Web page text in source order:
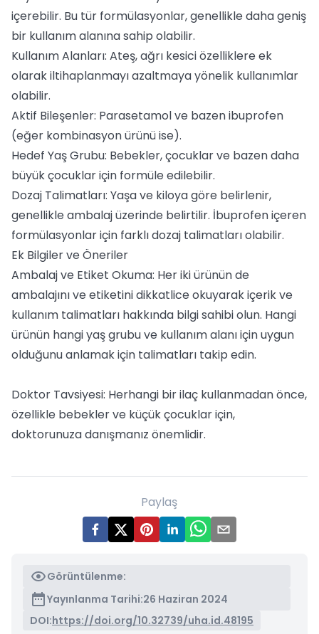
içerebilir. Bu tür formülasyonlar, genellikle daha geniş
bir kullanım alanına sahip olabilir.
Kullanım Alanları: Ateş, ağrı kesici özelliklere ek
olarak iltihaplanmayı azaltmaya yönelik kullanımlar
olabilir.
Aktif Bileşenler: Parasetamol ve bazen ibuprofen
(eğer kombinasyon ürünü ise).
Hedef Yaş Grubu: Bebekler, çocuklar ve bazen daha
büyük çocuklar için formüle edilebilir.
Dozaj Talimatları: Yaşa ve kiloya göre belirlenir,
genellikle ambalaj üzerinde belirtilir. İbuprofen içeren
formülasyonlar için farklı dozaj talimatları olabilir.
Ek Bilgiler ve Öneriler
Ambalaj ve Etiket Okuma: Her iki ürünün de
ambalajını ve etiketini dikkatlice okuyarak içerik ve
kullanım talimatları hakkında bilgi sahibi olun. Hangi
ürünün hangi yaş grubu ve kullanım alanı için uygun
olduğunu anlamak için talimatları takip edin.
Doktor Tavsiyesi: Herhangi bir ilaç kullanmadan önce,
özellikle bebekler ve küçük çocuklar için,
doktorunuza danışmanız önemlidir.
Paylaş
Görüntülenme:
Yayınlanma Tarihi:26 Haziran 2024
DOI:https://doi.org/10.32739/uha.id.48195